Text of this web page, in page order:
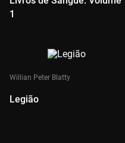
1
Willian Peter Blatty
Legião